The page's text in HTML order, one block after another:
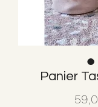
Panier